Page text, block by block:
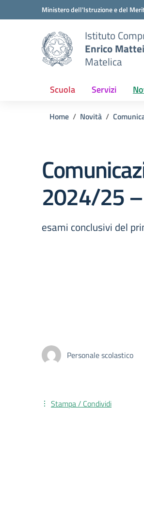
Vai ai contenuti
Vai al menu di navigazioneMinistero dell'Istruzione e del
Istituto
Enrico Mattei
Matelica
Scuola Servizi
Home Novità
2024/25 –
esami conclusivi del
Personale scolastico
Stampa / Condividi